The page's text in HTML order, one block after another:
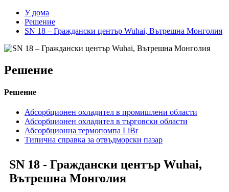
У дома
Решение
SN 18 – Граждански център Wuhai, Вътрешна Монголия
Решение
Решение
Абсорбционен охладител в промишлени области
Абсорбционен охладител в търговски области
Абсорбционна термопомпа LiBr
Типична справка за отвъдморски пазар
SN 18 - Граждански център Wuhai,
Вътрешна Монголия